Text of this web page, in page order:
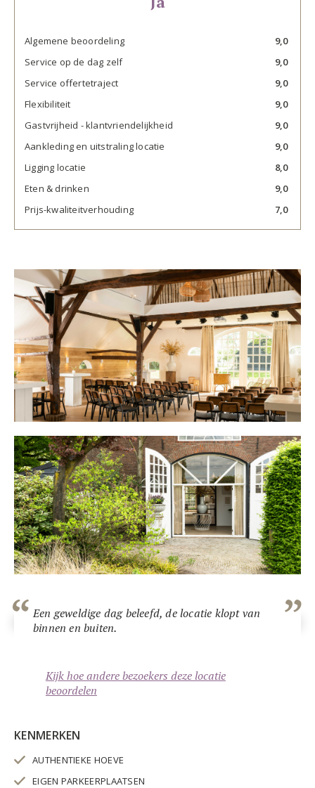
Algemene beoordeling
9,0
Service op de dag zelf
9,0
Service offertetraject
9,0
Flexibiliteit
9,0
Gastvrijheid - klantvriendelijkheid
9,0
Aankleding en uitstraling locatie
9,0
Ligging locatie
8,0
Eten & drinken
9,0
Prijs-kwaliteitverhouding
7,0
Een geweldige dag beleefd, de locatie klopt van
binnen en buiten.
Kijk hoe andere bezoekers deze locatie
beoordelen
KENMERKEN
AUTHENTIEKE HOEVE
EIGEN PARKEERPLAATSEN